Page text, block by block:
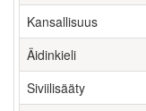
Kansallisuus
Äidinkieli
Siviilisääty